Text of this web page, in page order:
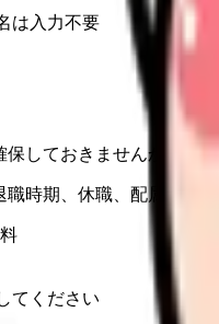
は入力不要
しておきませんか。
時期、休職、配属変更
てください